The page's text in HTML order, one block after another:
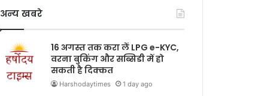
अन्य खबरे
16 अगस्त तक करा लें LPG e-KYC,
वरना बुकिंग और सब्सिडी में हो
सकती है दिक्कत
Harshodaytimes 1 day ago